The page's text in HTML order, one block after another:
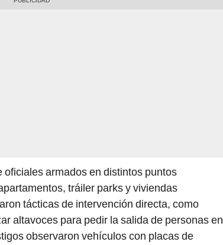
armados en distintos puntos
tráiler parks y viviendas
tácticas de intervención directa, como
altavoces para pedir la salida de personas en
observaron vehículos con placas de